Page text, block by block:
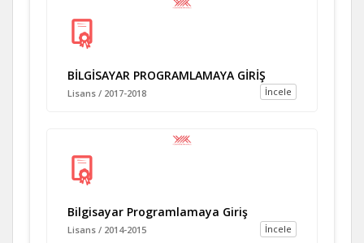
BİLGİSAYAR PROGRAMLAMAYA GİRİŞ
İncele
Lisans / 2017-2018
Bilgisayar Programlamaya Giriş
İncele
Lisans / 2014-2015